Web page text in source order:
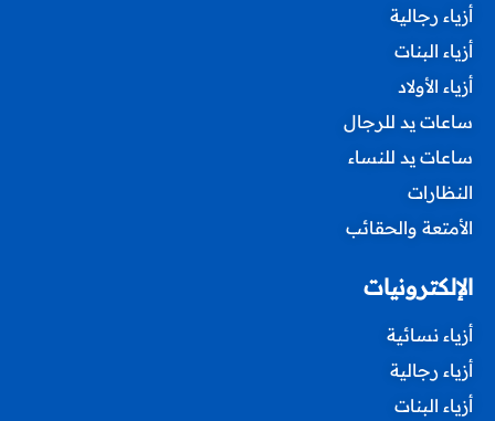
أزياء رجالية
أزياء البنات
أزياء الأولاد
ساعات يد للرجال
ساعات يد للنساء
النظارات
الأمتعة والحقائب
الإلكترونيات
أزياء نسائية
أزياء رجالية
أزياء البنات